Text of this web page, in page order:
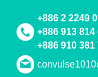
+886 2 2249
+886 913 814
+886 910 381